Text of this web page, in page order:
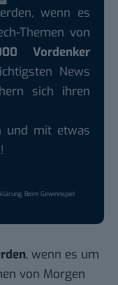
wenn es
Themen von
Vordenker
News
sich ihren
und mit etwas
. Beim Gewinnspiel
, wenn es um
von Morgen